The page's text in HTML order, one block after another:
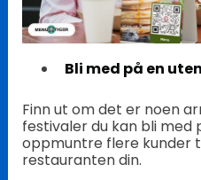
Bli med på en
Finn ut om det er noen
festivaler du kan bli med
oppmuntre flere kunder
restauranten din.